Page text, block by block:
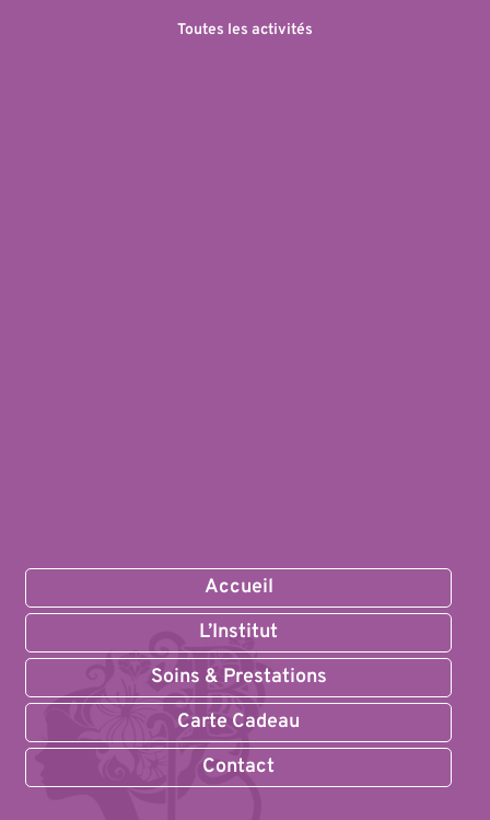
Accueil
L’Institut
Soins & Prestations
Carte Cadeau
Contact
Toutes les activités